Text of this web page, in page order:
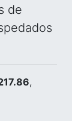
de
,